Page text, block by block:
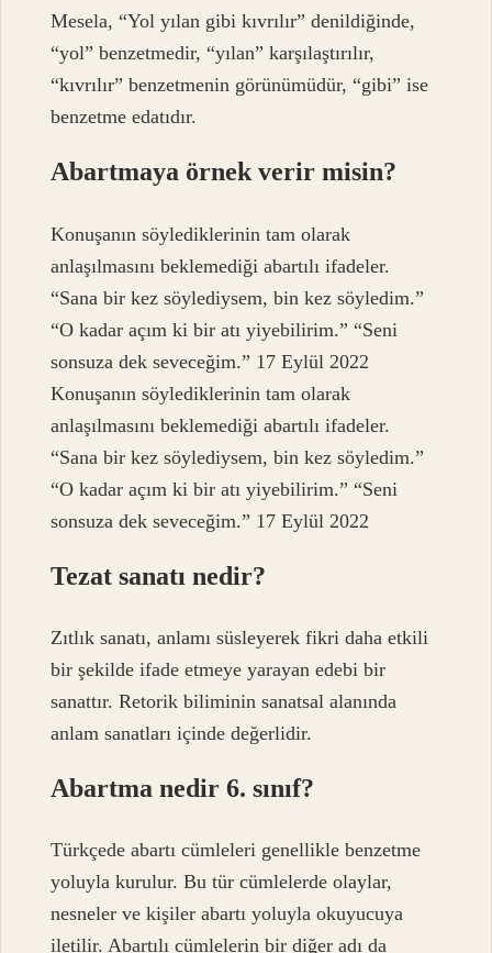
Mesela, “Yol yılan gibi kıvrılır” denildiğinde,
“yol” benzetmedir, “yılan” karşılaştırılır,
“kıvrılır” benzetmenin görünümüdür, “gibi” ise
benzetme edatıdır.
Abartmaya örnek verir misin?
Konuşanın söylediklerinin tam olarak
anlaşılmasını beklemediği abartılı ifadeler.
“Sana bir kez söylediysem, bin kez söyledim.”
“O kadar açım ki bir atı yiyebilirim.” “Seni
sonsuza dek seveceğim.” 17 Eylül 2022
Konuşanın söylediklerinin tam olarak
anlaşılmasını beklemediği abartılı ifadeler.
“Sana bir kez söylediysem, bin kez söyledim.”
“O kadar açım ki bir atı yiyebilirim.” “Seni
sonsuza dek seveceğim.” 17 Eylül 2022
Tezat sanatı nedir?
Zıtlık sanatı, anlamı süsleyerek fikri daha etkili
bir şekilde ifade etmeye yarayan edebi bir
sanattır. Retorik biliminin sanatsal alanında
anlam sanatları içinde değerlidir.
Abartma nedir 6. sınıf?
Türkçede abartı cümleleri genellikle benzetme
yoluyla kurulur. Bu tür cümlelerde olaylar,
nesneler ve kişiler abartı yoluyla okuyucuya
iletilir. Abartılı cümlelerin bir diğer adı da